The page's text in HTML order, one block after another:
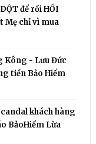
để rồi HỐI
Mẹ chỉ vì mua
Kông - Lưu Đức
tiền Bảo Hiểm
khách hàng
BảoHiểm Lừa